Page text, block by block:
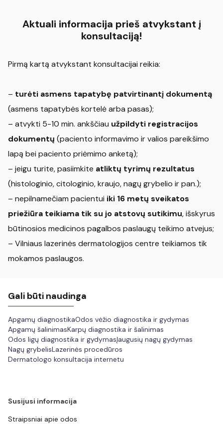
Aktuali informacija prieš atvykstant į
konsultaciją!
Pirmą kartą atvykstant konsultacijai reikia:
– turėti asmens tapatybę patvirtinantį dokumentą
(asmens tapatybės kortelė arba pasas);
– atvykti 5-10 min. ankščiau užpildyti registracijos
dokumentų (paciento informavimo ir valios pareikšimo
lapą bei paciento priėmimo anketą);
– jeigu turite, pasiimkite atliktų tyrimų rezultatus
(histologinio, citologinio, kraujo, nagų grybelio ir pan.);
– nepilnamečiam pacientui iki 16 metų sveikatos
priežiūra teikiama tik su jo atstovų sutikimu, išskyrus
būtinosios medicinos pagalbos paslaugų teikimo atvejus;
– Vilniaus lazerinės dermatologijos centre teikiamos tik
mokamos paslaugos.
Gali būti naudinga
Apgamų diagnostikaOdos vėžio diagnostika ir gydymas
Apgamų šalinimasKarpų diagnostika ir šalinimas
Odos ligų diagnostika ir gydymasĮaugusių nagų gydymas
Nagų grybelisLazerinės procedūros
Dermatologo konsultacija internetu
Susijusi informacija
Straipsniai apie odos